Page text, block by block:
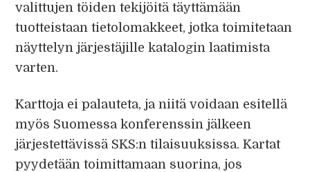
valittujen töiden tekijöitä täyttämään
tuotteistaan tietolomakkeet, jotka toimitetaan
näyttelyn järjestäjille katalogin laatimista
varten.
Karttoja ei palauteta, ja niitä voidaan esitellä
myös Suomessa konferenssin jälkeen
järjestettävissä SKS:n tilaisuuksissa. Kartat
pyydetään toimittamaan suorina, jos